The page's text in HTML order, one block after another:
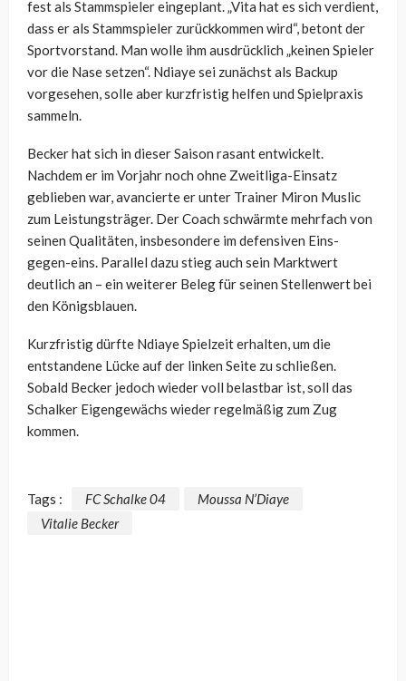
fest als Stammspieler eingeplant. „Vita hat es sich verdient,
dass er als Stammspieler zurückkommen wird“, betont der
Sportvorstand. Man wolle ihm ausdrücklich „keinen Spieler
vor die Nase setzen“. Ndiaye sei zunächst als Backup
vorgesehen, solle aber kurzfristig helfen und Spielpraxis
sammeln.
Becker hat sich in dieser Saison rasant entwickelt.
Nachdem er im Vorjahr noch ohne Zweitliga-Einsatz
geblieben war, avancierte er unter Trainer Miron Muslic
zum Leistungsträger. Der Coach schwärmte mehrfach von
seinen Qualitäten, insbesondere im defensiven Eins-
gegen-eins. Parallel dazu stieg auch sein Marktwert
deutlich an – ein weiterer Beleg für seinen Stellenwert bei
den Königsblauen.
Kurzfristig dürfte Ndiaye Spielzeit erhalten, um die
entstandene Lücke auf der linken Seite zu schließen.
Sobald Becker jedoch wieder voll belastbar ist, soll das
Schalker Eigengewächs wieder regelmäßig zum Zug
kommen.
Tags : FC Schalke 04
Moussa N’Diaye
Vitalie Becker